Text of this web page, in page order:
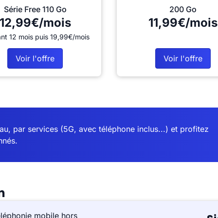
Série Free 110 Go
mois
12 mois puis 19,99€/mois
Voir l'offre
200 Go
11,99€/mois
Voir l'offre
par services (5G, avec téléphone inclus...) et profitez
mobile hors